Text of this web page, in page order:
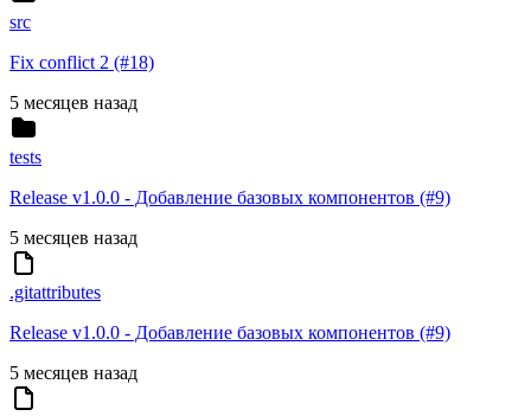
src
Fix conflict 2 (#18)
5 месяцев назад
tests
Release v1.0.0 - Добавление базовых компонентов (#9)
5 месяцев назад
.gitattributes
Release v1.0.0 - Добавление базовых компонентов (#9)
5 месяцев назад